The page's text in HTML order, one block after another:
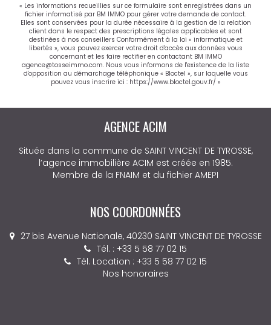
« Les informations recueillies sur ce formulaire sont enregistrées dans un
fichier informatisé par BM IMMO pour gérer votre demande de contact.
Elles sont conservées pour la durée nécessaire à la gestion de la relation
client dans le respect des prescriptions légales applicables et sont
destinées à nos conseillers Conformément à la loi « informatique et
libertés », vous pouvez exercer votre droit d'accès aux données vous
concernant et les faire rectifier en contactant BM IMMO
agence@tosseimmo.com. Nous vous informons de l'existence de la liste
d'opposition au démarchage téléphonique « Bloctel », sur laquelle vous
pouvez vous inscrire ici : https://www.bloctel.gouv.fr/ »
AGENCE ACIM
Située dans la commune de SAINT VINCENT DE TYROSSE,
l’agence immobilière ACIM est créée en 1985.
Membre de la FNAIM et du fichier AMEPI
NOS COORDONNÉES
27 bis Avenue Nationale, 40230 SAINT VINCENT DE TYROSSE
Tél. : +33 5 58 77 02 15
Tél. Location : +33 5 58 77 02 15
Nos honoraires